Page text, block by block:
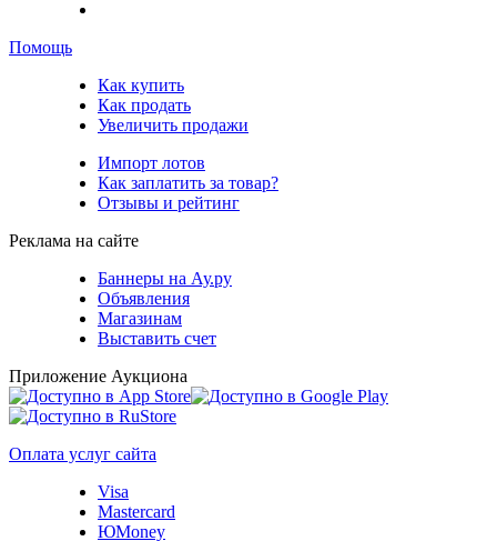
Помощь
Как купить
Как продать
Увеличить продажи
Импорт лотов
Как заплатить за товар?
Отзывы и рейтинг
Реклама на сайте
Баннеры на Ау.ру
Объявления
Магазинам
Выставить счет
Приложение Аукциона
Оплата услуг сайта
Visa
Mastercard
ЮMoney